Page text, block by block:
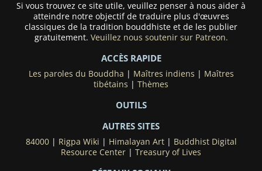
Si vous trouvez ce site utile, veuillez penser à nous aider à
atteindre notre objectif de traduire plus d'œuvres
classiques de la tradition bouddhiste et de les publier
gratuitement. Veuillez nous soutenir sur Patreon.
ACCÈS RAPIDE
Les paroles du Bouddha | Maîtres indiens | Maîtres
tibétains | Thèmes
OUTILS
AUTRES SITES
84000| Rigpa Wiki | Himalayan Art| Buddhist Digital
Resource Center | Treasury of Lives